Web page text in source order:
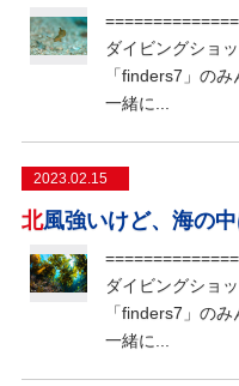
ダイビングショ
「finders7」の
一緒に...
2023.02.15
北風強いけど、海の
ダイビングショ
「finders7」の
一緒に...